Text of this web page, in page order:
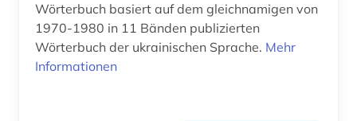
Wörterbuch basiert auf dem gleichnamigen von
1970-1980 in 11 Bänden publizierten
Wörterbuch der ukrainischen Sprache. Mehr
Informationen